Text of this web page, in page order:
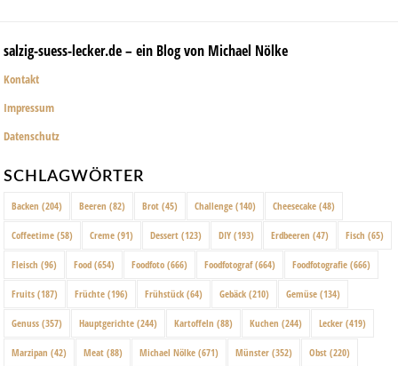
salzig-suess-lecker.de – ein Blog von Michael Nölke
Kontakt
Impressum
Datenschutz
SCHLAGWÖRTER
Backen (204) Beeren (82) Brot (45) Challenge (140) Cheesecake (48)
Coffeetime (58) Creme (91) Dessert (123) DIY (193) Erdbeeren (47) Fisch (65)
Fleisch (96) Food (654) Foodfoto (666) Foodfotograf(664) Foodfotografie (666)
Fruits (187) Früchte (196) Frühstück (64) Gebäck (210) Gemüse (134)
Genuss (357) Hauptgerichte (244) Kartoffeln (88) Kuchen (244) Lecker (419)
Marzipan (42) Meat (88) Michael Nölke (671) Münster (352) Obst (220)